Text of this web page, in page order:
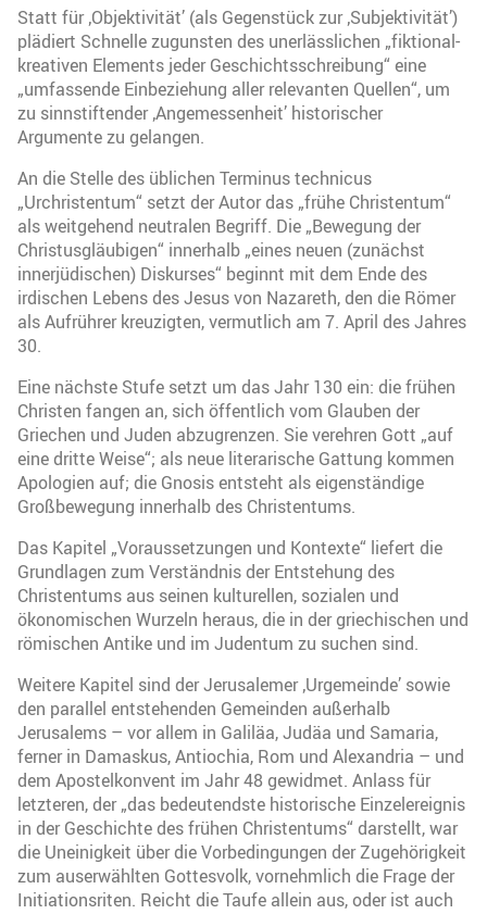
Statt für ‚Objektivität’ (als Gegenstück zur ‚Subjektivität’)
plädiert Schnelle zugunsten des unerlässlichen „fiktional-
kreativen Elements jeder Geschichtsschreibung“ eine
„umfassende Einbeziehung aller relevanten Quellen“, um
zu sinnstiftender ‚Angemessenheit’ historischer
Argumente zu gelangen.
An die Stelle des üblichen Terminus technicus
„Urchristentum“ setzt der Autor das „frühe Christentum“
als weitgehend neutralen Begriff. Die „Bewegung der
Christusgläubigen“ innerhalb „eines neuen (zunächst
innerjüdischen) Diskurses“ beginnt mit dem Ende des
irdischen Lebens des Jesus von Nazareth, den die Römer
als Aufrührer kreuzigten, vermutlich am 7. April des Jahres
30.
Eine nächste Stufe setzt um das Jahr 130 ein: die frühen
Christen fangen an, sich öffentlich vom Glauben der
Griechen und Juden abzugrenzen. Sie verehren Gott „auf
eine dritte Weise“; als neue literarische Gattung kommen
Apologien auf; die Gnosis entsteht als eigenständige
Großbewegung innerhalb des Christentums.
Das Kapitel „Voraussetzungen und Kontexte“ liefert die
Grundlagen zum Verständnis der Entstehung des
Christentums aus seinen kulturellen, sozialen und
ökonomischen Wurzeln heraus, die in der griechischen und
römischen Antike und im Judentum zu suchen sind.
Weitere Kapitel sind der Jerusalemer ‚Urgemeinde’ sowie
den parallel entstehenden Gemeinden außerhalb
Jerusalems – vor allem in Galiläa, Judäa und Samaria,
ferner in Damaskus, Antiochia, Rom und Alexandria – und
dem Apostelkonvent im Jahr 48 gewidmet. Anlass für
letzteren, der „das bedeutendste historische Einzelereignis
in der Geschichte des frühen Christentums“ darstellt, war
die Uneinigkeit über die Vorbedingungen der Zugehörigkeit
zum auserwählten Gottesvolk, vornehmlich die Frage der
Initiationsriten. Reicht die Taufe allein aus, oder ist auch